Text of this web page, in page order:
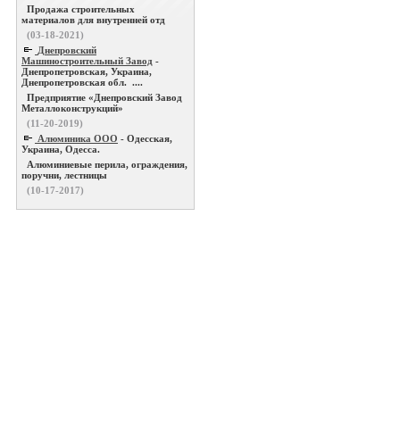
Продажа строительных
материалов для внутренней отд
(03-18-2021)
Днепровский
Машиностроительный Завод -
Днепропетровская, Украина,
Днепропетровская обл. ....
Предприятие «Днепровский Завод
Металлоконструкций»
(11-20-2019)
Алюминика ООО - Одесская,
Украина, Одесса.
Алюминиевые перила, ограждения,
поручни, лестницы
(10-17-2017)